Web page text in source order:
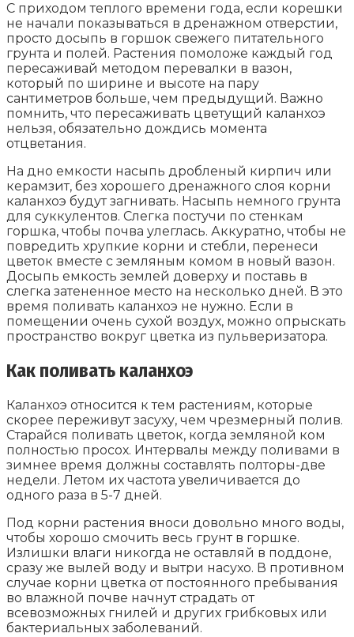
С приходом теплого времени года, если корешки
не начали показываться в дренажном отверстии,
просто досыпь в горшок свежего питательного
грунта и полей. Растения помоложе каждый год
пересаживай методом перевалки в вазон,
который по ширине и высоте на пару
сантиметров больше, чем предыдущий. Важно
помнить, что пересаживать цветущий каланхоэ
нельзя, обязательно дождись момента
отцветания.
На дно емкости насыпь дробленый кирпич или
керамзит, без хорошего дренажного слоя корни
каланхоэ будут загнивать. Насыпь немного грунта
для суккулентов. Слегка постучи по стенкам
горшка, чтобы почва улеглась. Аккуратно, чтобы не
повредить хрупкие корни и стебли, перенеси
цветок вместе с земляным комом в новый вазон.
Досыпь емкость землей доверху и поставь в
слегка затененное место на несколько дней. В это
время поливать каланхоэ не нужно. Если в
помещении очень сухой воздух, можно опрыскать
пространство вокруг цветка из пульверизатора.
Как поливать каланхоэ
Каланхоэ относится к тем растениям, которые
скорее переживут засуху, чем чрезмерный полив.
Старайся поливать цветок, когда земляной ком
полностью просох. Интервалы между поливами в
зимнее время должны составлять полторы-две
недели. Летом их частота увеличивается до
одного раза в 5-7 дней.
Под корни растения вноси довольно много воды,
чтобы хорошо смочить весь грунт в горшке.
Излишки влаги никогда не оставляй в поддоне,
сразу же вылей воду и вытри насухо. В противном
случае корни цветка от постоянного пребывания
во влажной почве начнут страдать от
всевозможных гнилей и других грибковых или
бактериальных заболеваний.